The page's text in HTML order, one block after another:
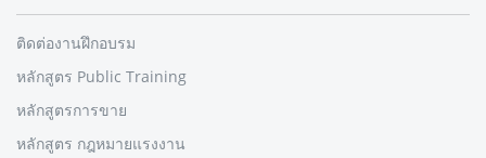
ติดต่องานฝึกอบรม
หลักสูตร Public Training
หลักสูตรการขาย
หลักสูตร กฎหมายแรงงาน